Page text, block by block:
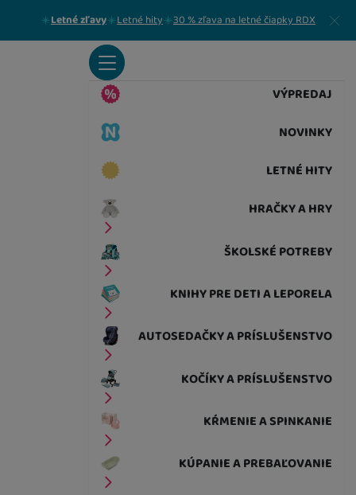
Letné zľavy Letné hity 30 % zľava na letné čiapky RDX Zavrieť
VÝPREDAJ
NOVINKY
LETNÉ HITY
HRAČKY A HRY
ŠKOLSKÉ POTREBY
KNIHY PRE DETI A LEPORELA
AUTOSEDAČKY A PRÍSLUŠENSTVO
KOČÍKY A PRÍSLUŠENSTVO
KŔMENIE A SPINKANIE
KÚPANIE A PREBAĽOVANIE